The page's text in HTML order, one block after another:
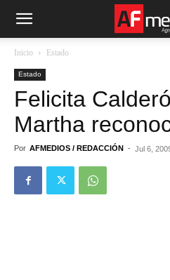
Inicio Estado
Estado
Felicita
Martha
Por AFMEDIOS / REDACCIÓN - Jul 6,